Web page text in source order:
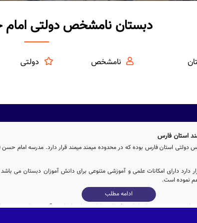
دبستان نامشخص دولتی
نامشخص دولتی
استان فارس
استان فارس بوده که در محدوده میمند میمند قرار دارد. مدرسه امام حسن
دارای امکانات علمی و آموزشی متنوعی برای دانش آموزان دبستان می
نموده است.
ادامه مطلب